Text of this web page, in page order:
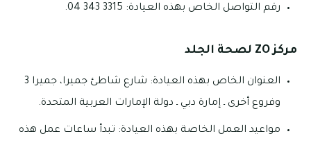
رقم التواصل الخاص بهذه العيادة: 3315 343 04.
مركزZO لصحة الجلد
العنوان الخاص بهذه العيادة: شارع شاطئ جميرا، جميرا 3
وفروع أخرى ـ إمارة دبي ـ دولة الإمارات العربية المتحدة.
مواعيد العمل الخاصة بهذه العيادة: تبدأ ساعات عمل هذه